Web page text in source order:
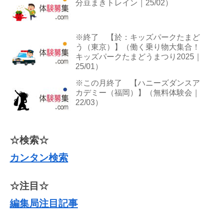
分豆まきトレイン｜25/02）
※終了 【於：キッズパークたまど
う（東京）】（働く乗り物大集合！
キッズパークたまどうまつり2025｜
25/01）
※この月終了 【ハニーズダンスア
カデミー（福岡）】（無料体験会｜
22/03）
☆検索☆
カンタン検索
☆注目☆
編集局注目記事